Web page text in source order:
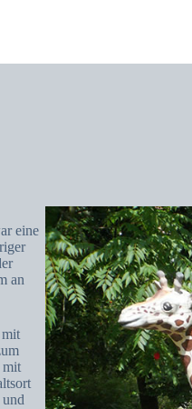
eine
an
mit
mit